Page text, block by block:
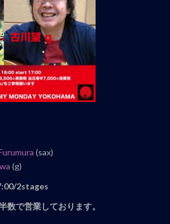
(sax)
(g)
2stages
数で営業しております。